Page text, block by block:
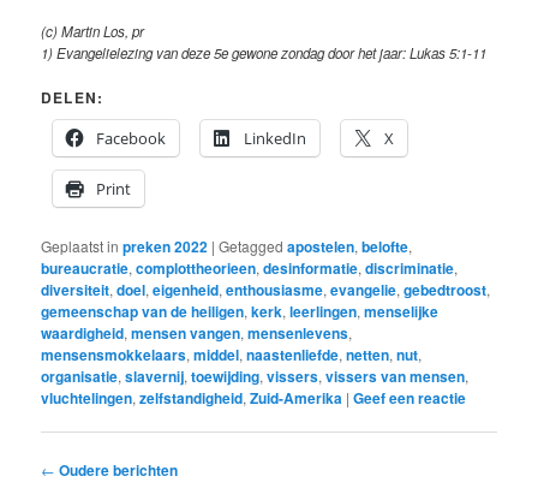
(c) Martin Los, pr
1) Evangelielezing van deze 5e gewone zondag door het jaar: Lukas 5:1-11
DELEN:
Facebook
LinkedIn X
Print
Geplaatst in preken 2022 |Getagged apostelen,belofte,
bureaucratie,complottheorieen,desinformatie,discriminatie,
diversiteit,doel,eigenheid,enthousiasme,evangelie,gebedtroost,
gemeenschap van de heiligen,kerk,leerlingen,menselijke
waardigheid,mensen vangen,mensenlevens,
mensensmokkelaars,middel,naastenliefde,netten,nut,
organisatie,slavernij,toewijding,vissers,vissers van mensen,
vluchtelingen,zelfstandigheid,Zuid-Amerika |Geef een reactie
Bericht
← Oudere berichten